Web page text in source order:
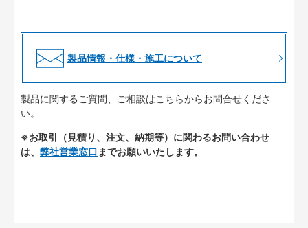
製品情報・仕様・施工について
製品に関するご質問、ご相談はこちらからお問合せくださ
い。
※お取引（見積り、注文、納期等）に関わるお問い合わせ
は、 弊社営業窓口 までお願いいたします。